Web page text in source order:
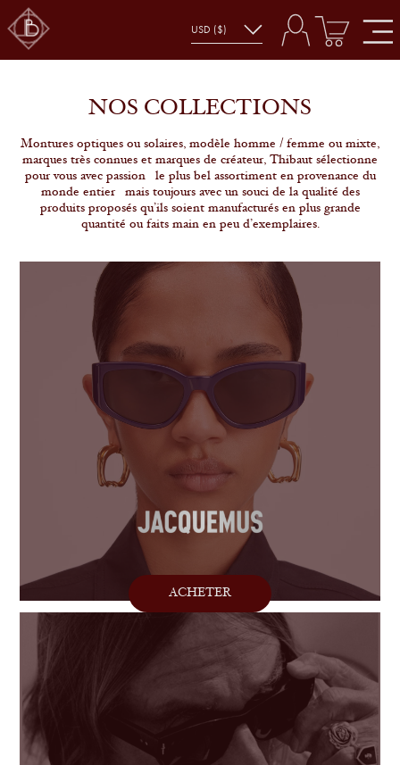
NOS COLLECTIONS
Montures optiques ou solaires, modèle homme / femme ou mixte,
marques très connues et marques de créateur, Thibaut sélectionne
pour vous avec passion le plus bel assortiment en provenance du
monde entier mais toujours avec un souci de la qualité des
produits proposés qu’ils soient manufacturés en plus grande
quantité ou faits main en peu d’exemplaires.
ACHETER